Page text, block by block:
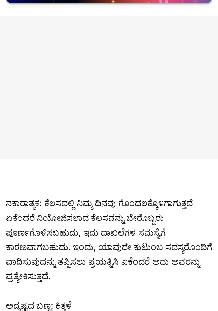
ನಕಾರಾತ್ಮಕ: ಕೆಲಸದಲ್ಲಿ ನಿಮ್ಮ ದಿನವು ಗೊಂದಲಕ್ಕೊಳಗಾಗುತ್ತದೆ
ಏಕೆಂದರೆ ನಿಯೋಜಿಸಲಾದ ಕೆಲಸವನ್ನು ಬೇರೊಬ್ಬರು
ಪೂರ್ಣಗೊಳಿಸಬಹುದು, ಇದು ದಾಖಲೆಗಳ ಸಮಸ್ಯೆಗೆ
ಕಾರಣವಾಗಬಹುದು. ಇಂದು, ಯಾವುದೇ ಕುಟುಂಬ ಸದಸ್ಯರೊಂದಿಗೆ
ವಾದಿಸುವುದನ್ನು ತಪ್ಪಿಸಲು ಪ್ರಯತ್ನಿಸಿ ಏಕೆಂದರೆ ಅದು ಅವರನ್ನು
ಪ್ರತ್ಯೇಕಿಸುತ್ತದೆ.
ಅದೃಷ್ಟದ ಬಣ್ಣ: ಕಿತ್ತಳೆ